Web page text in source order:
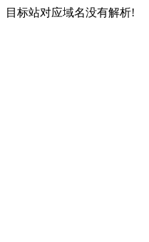
目标站对应域名没有解析!